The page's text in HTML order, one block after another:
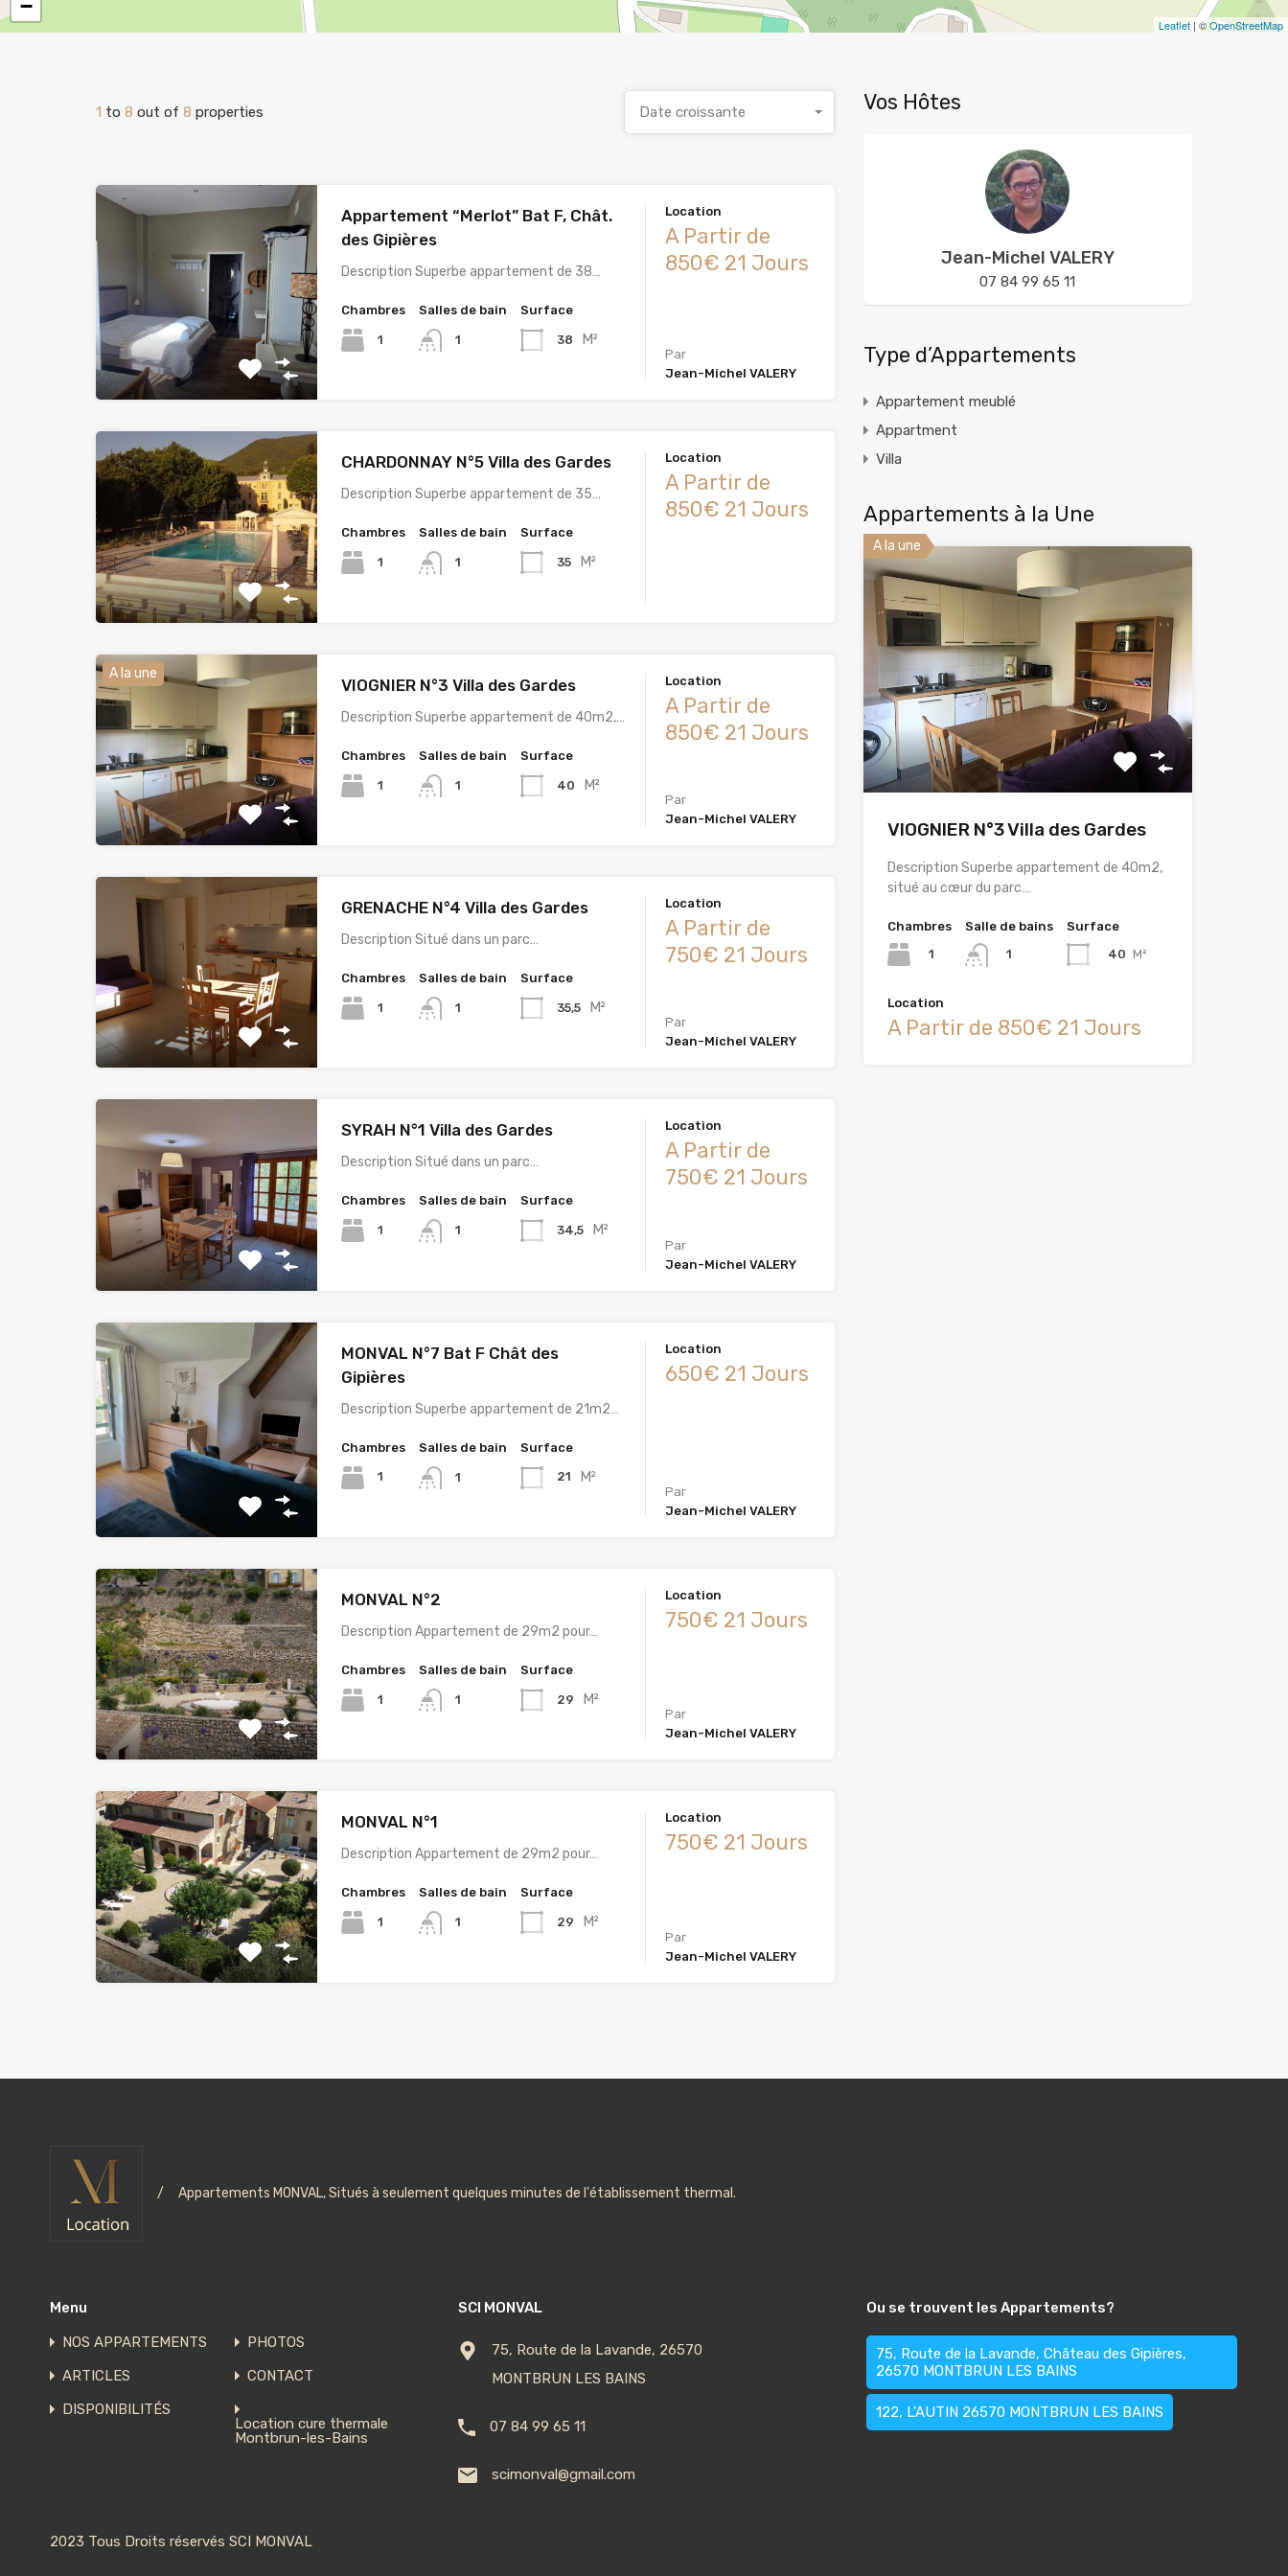
−
Leaflet | ©OpenStreetMap
1 to 8 out of 8 properties Date croissante
Appartement “Merlot” Bat F, Chât.
des Gipières
Description Superbe appartement de 38…
Chambres
1
Salles de bain
1
Surface
38 M²
Location
A Partir de
850€ 21 Jours
Par
Jean-Michel VALERY
CHARDONNAY N°5 Villa des Gardes
Description Superbe appartement de 35…
Chambres
1
Salles de bain
1
Surface
35 M²
Location
A Partir de
850€ 21 Jours
A la une
VIOGNIER N°3 Villa des Gardes
Description Superbe appartement de 40m2,…
Chambres
1
Salles de bain
1
Surface
40 M²
Location
A Partir de
850€ 21 Jours
Par
Jean-Michel VALERY
GRENACHE N°4 Villa des Gardes
Description Situé dans un parc…
Chambres
1
Salles de bain
1
Surface
35,5 M²
Location
A Partir de
750€ 21 Jours
Par
Jean-Michel VALERY
SYRAH N°1 Villa des Gardes
Description Situé dans un parc…
Chambres
1
Salles de bain
1
Surface
34,5 M²
Location
A Partir de
750€ 21 Jours
Par
Jean-Michel VALERY
MONVAL N°7 Bat F Chât des
Gipières
Description Superbe appartement de 21m2…
Chambres
1
Salles de bain
1
Surface
21 M²
Location
650€ 21 Jours
Par
Jean-Michel VALERY
MONVAL N°2
Description Appartement de 29m2 pour…
Chambres
1
Salles de bain
1
Surface
29 M²
Location
750€ 21 Jours
Par
Jean-Michel VALERY
MONVAL N°1
Description Appartement de 29m2 pour…
Chambres
1
Salles de bain
1
Surface
29 M²
Location
750€ 21 Jours
Par
Jean-Michel VALERY
Vos Hôtes
Jean-Michel VALERY
07 84 99 65 11
Type d’Appartements
Appartement meublé
Appartment
Villa
Appartements à la Une
A la une
VIOGNIER N°3 Villa des Gardes
Description Superbe appartement de 40m2,
situé au cœur du parc…
Chambres
1
Salle de bains
1
Surface
40 M²
Location
A Partir de 850€ 21 Jours
/ Appartements MONVAL, Situés à seulement quelques minutes de l'établissement thermal.
Menu
NOS APPARTEMENTS
PHOTOS
ARTICLES
CONTACT
DISPONIBILITÉS
Location cure thermale
Montbrun-les-Bains
SCI MONVAL
75, Route de la Lavande, 26570
MONTBRUN LES BAINS
07 84 99 65 11
scimonval@gmail.com
Ou se trouvent les Appartements?
75, Route de la Lavande, Château des Gipières,
26570 MONTBRUN LES BAINS
122, L'AUTIN 26570 MONTBRUN LES BAINS
2023 Tous Droits réservés SCI MONVAL